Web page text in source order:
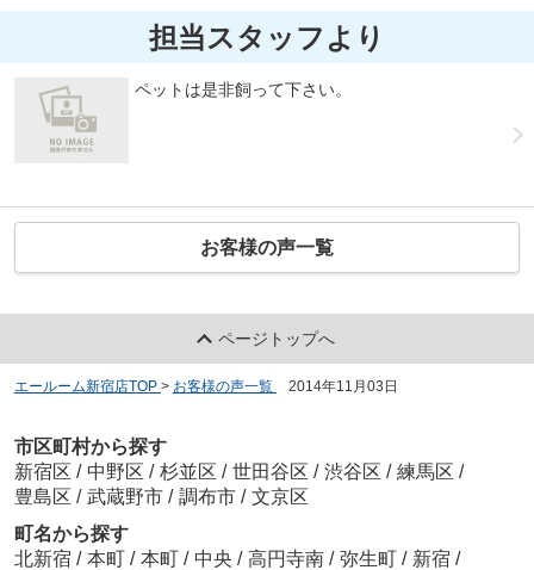
担当スタッフより
ペットは是非飼って下さい。
お客様の声一覧
ページトップへ
エールーム新宿店TOP > お客様の声一覧 2014年11月03日
市区町村から探す
新宿区 / 中野区 / 杉並区 / 世田谷区 / 渋谷区 / 練馬区 /
豊島区 / 武蔵野市 / 調布市 / 文京区
町名から探す
北新宿 / 本町 / 本町 / 中央 / 高円寺南 / 弥生町 / 新宿 /